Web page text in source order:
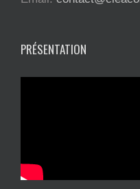
PRÉSENTATION